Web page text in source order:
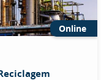
Online